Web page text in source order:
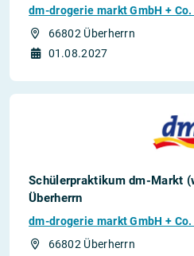
dm-drogerie markt GmbH + Co.
66802 Überherrn
01.08.2027
Schülerpraktikum dm-Markt
Überherrn
dm-drogerie markt GmbH + Co.
66802 Überherrn